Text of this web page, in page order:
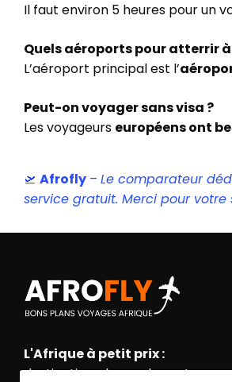
Il faut environ 5 heures pour un
Quels aéroports pour atterrir
L’aéroport principal est l’
Peut-on voyager sans visa ?
Les voyageurs européens ont
🛫 Afrofly – Le comparateur
service gratuit. Merci pour votre
L'Afrique à petit prix :
destinations, bons plans et